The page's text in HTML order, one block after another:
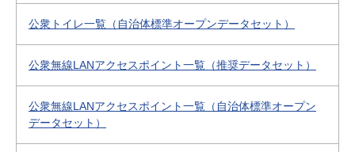
公衆トイレ一覧（自治体標準オープンデータセット）
公衆無線LANアクセスポイント一覧（推奨データセット）
公衆無線LANアクセスポイント一覧（自治体標準オープン
データセット）